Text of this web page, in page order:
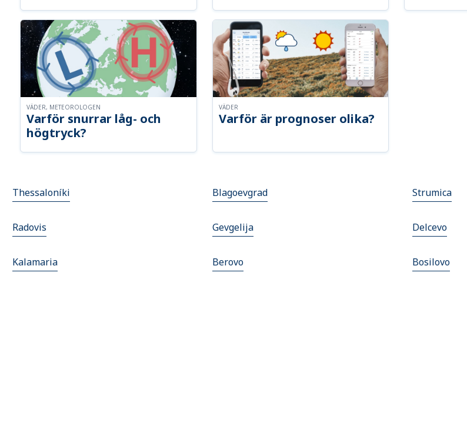
Varför snurrar låg- och
högtryck?
VÄDER, METEOROLOGEN
Varför är prognoser olika?
VÄDER
Thessaloníki Blagoevgrad Strumica
Radovis Gevgelija Delcevo
Kalamaria Berovo Bosilovo